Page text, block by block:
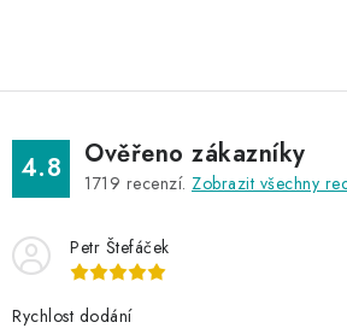
p
v
ý
p
k
v
á
n
4.8 Ověřeno zákazníky
1719 recenzí. Zobrazit všechny
Petr Štefáček
Rychlost dodání